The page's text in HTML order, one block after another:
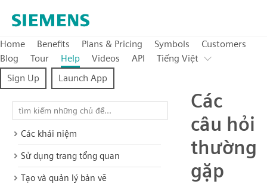
Home Benefits Plans & Pricing Symbols
Customers
Blog
Tour Help Videos API
Tiếng Việt
Sign Up
Launch App
Các khái niệm
Sử dụng trang tổng quan
Tạo và quản lý bản vẽ
Các
câu hỏi
thường
gặp